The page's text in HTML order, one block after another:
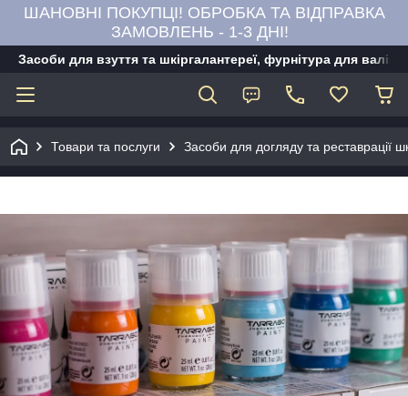
ШАНОВНІ ПОКУПЦІ! ОБРОБКА ТА ВІДПРАВКА
ЗАМОВЛЕНЬ - 1-3 ДНІ!
Засоби для взуття та шкіргалантереї, фурнітура для
Товари та послуги Засоби для догляду та реставрації